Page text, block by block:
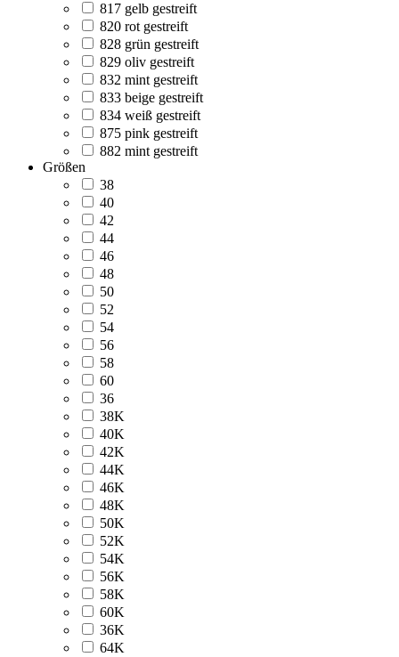
817 gelb gestreift
820 rot gestreift
828 grün gestreift
829 oliv gestreift
832 mint gestreift
833 beige gestreift
834 weiß gestreift
875 pink gestreift
882 mint gestreift
Größen
38
40
42
44
46
48
50
52
54
56
58
60
36
38K
40K
42K
44K
46K
48K
50K
52K
54K
56K
58K
60K
36K
64K